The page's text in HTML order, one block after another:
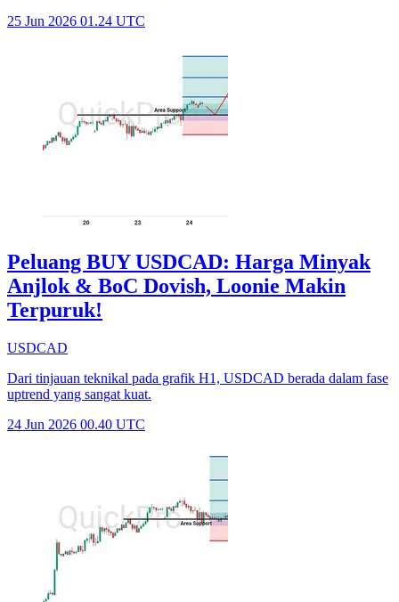
25 Jun 2026 01.24 UTC
Peluang BUY USDCAD: Harga Minyak
Anjlok & BoC Dovish, Loonie Makin
Terpuruk!
USDCAD
Dari tinjauan teknikal pada grafik H1, USDCAD berada dalam fase
uptrend yang sangat kuat.
24 Jun 2026 00.40 UTC